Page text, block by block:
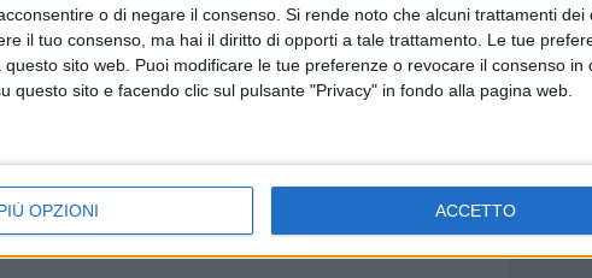
o di negare il consenso. Si rende noto che alcuni trattamenti dei
il tuo consenso, ma hai il diritto di opporti a tale trattamento. Le tue
sito web. Puoi modificare le tue preferenze o revocare il consenso in
questo sito e facendo clic sul pulsante "Privacy" in fondo alla pagina web.
OPZIONI ACCETTO
con Giovinazzo merita un pensiero perchè ha
il delegato per la città Metropolitana di Bari per la
Vittorio Emanuele. Ho frequentato i tre anni di Scuola
Giovinazzo, anni importanti per la mia formazione
indelebile l'incontro con Don Saverio Bavaro che per
perché venivo da Palese a studiare a Giovinazzo.
nella mia mente perché si tratta di esperienze care alla